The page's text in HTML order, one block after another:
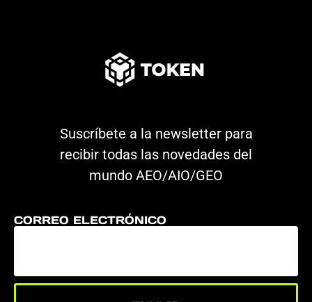
Suscríbete a la newsletter para
recibir todas las novedades del
mundo AEO/AIO/GEO
CORREO ELECTRÓNICO